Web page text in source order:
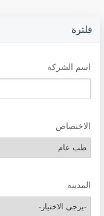
فلترة
اسم الشركة
الاختصاص
المدينة